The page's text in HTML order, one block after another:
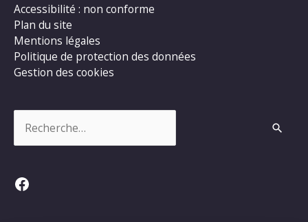
Accessibilité : non conforme
Plan du site
Mentions légales
Politique de protection des données
Gestion des cookies
Facebook